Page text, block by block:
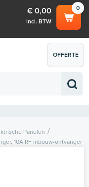
0
€ 0,00
incl. BTW
€ 0,00
OFFERTE
AANVRAGEN
Panelen
10A RF inbouw-ontvanger